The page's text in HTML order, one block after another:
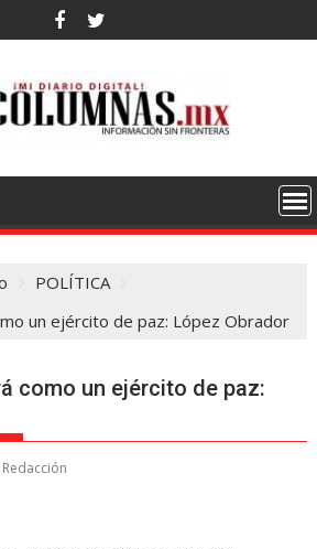
POLÍTICA
un ejército de paz: López Obrador
como un ejército de paz:
Redacción